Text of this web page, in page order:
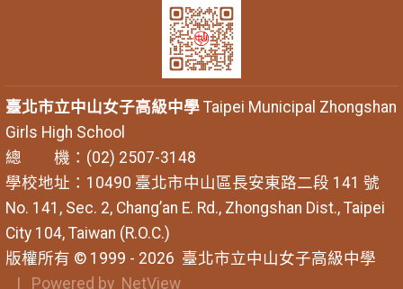
臺北市立中山女子高級中學Taipei Municipal Zhongshan
Girls High School
總 機：(02) 2507-3148
學校地址：10490 臺北市中山區長安東路二段 141 號
No. 141, Sec. 2, Chang’an E. Rd., Zhongshan Dist., Taipei
City 104, Taiwan (R.O.C.)
版權所有 © 1999 - 2026 臺北市立中山女子高級中學
| Powered by NetView